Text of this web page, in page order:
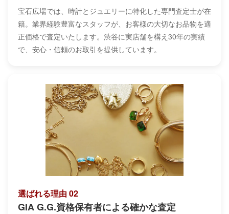
宝石広場では、時計とジュエリーに特化した専門査定士が在
籍。業界経験豊富なスタッフが、お客様の大切なお品物を適
正価格で査定いたします。渋谷に実店舗を構え30年の実績
で、安心・信頼のお取引を提供しています。
選ばれる理由 02
GIA G.G.資格保有者による確かな査定